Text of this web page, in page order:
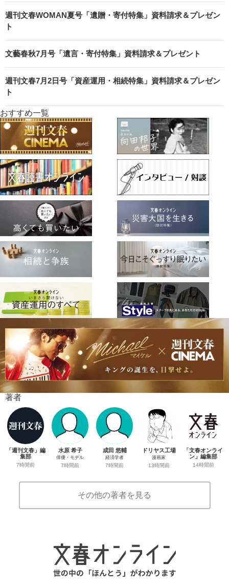
週刊文春WOMAN夏号「遺贈・寄付特集」資料請求＆プレゼン
ト
文藝春秋7月号「遺言・寄付特集」資料請求＆プレゼント
週刊文春7月2日号「資産運用・相続特集」資料請求＆プレゼン
ト
おすすめ一覧
著者
「週刊文春」編
集部
7時間前
水原 希子
俳優・モデル
7時間前
成田 悠輔
経済学者
7時間前
ドリヤス工場
漫画家
13時間前
「文春オンライ
ン」編集部
14時間前
その他の著者を見る